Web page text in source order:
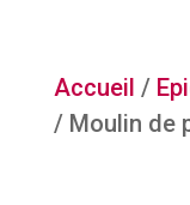
Accueil /
/ Moulin de